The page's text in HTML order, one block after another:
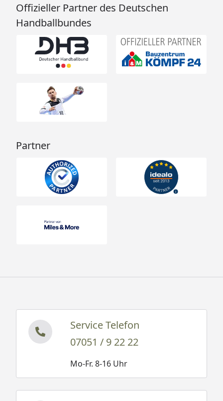
Offizieller Partner des Deutschen
Handballbundes
Partner
Service Telefon
07051 / 9 22 22
Mo-Fr. 8-16 Uhr